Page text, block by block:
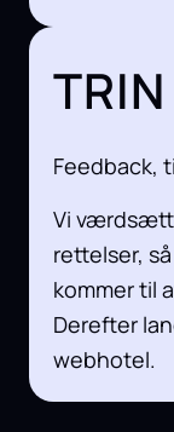
Feedback,
Vi
rettelser,
kommer til
Derefter
webhotel.